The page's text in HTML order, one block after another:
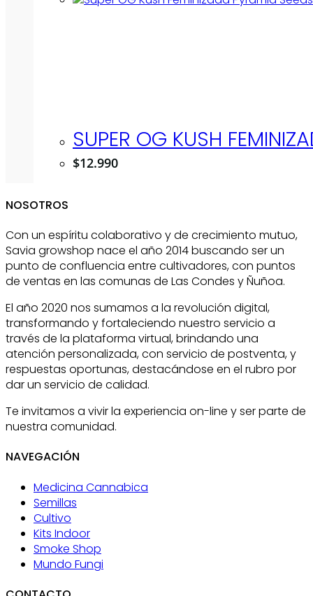
SUPER OG KUSH
$12.990
NOSOTROS
Con un espíritu colaborativo y de crecimiento mutuo,
Savia growshop nace el año 2014 buscando ser un
punto de confluencia entre cultivadores, con puntos
de ventas en las comunas de Las Condes y Ñuñoa.
El año 2020 nos sumamos a la revolución digital,
transformando y fortaleciendo nuestro servicio a
través de la plataforma virtual, brindando una
atención personalizada, con servicio de postventa, y
respuestas oportunas, destacándose en el rubro por
dar un servicio de calidad.
Te invitamos a vivir la experiencia on-line y ser parte de
nuestra comunidad.
NAVEGACIÓN
Medicina Cannabica
Semillas
Cultivo
Kits Indoor
Smoke Shop
Mundo Fungi